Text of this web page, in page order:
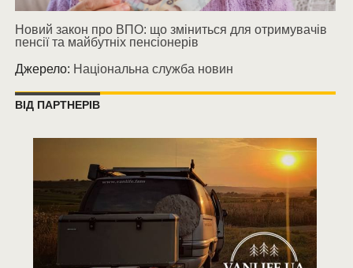
Новий закон про ВПО: що зміниться для отримувачів
пенсії та майбутніх пенсіонерів
Джерело: Національна служба новин
ВІД ПАРТНЕРІВ